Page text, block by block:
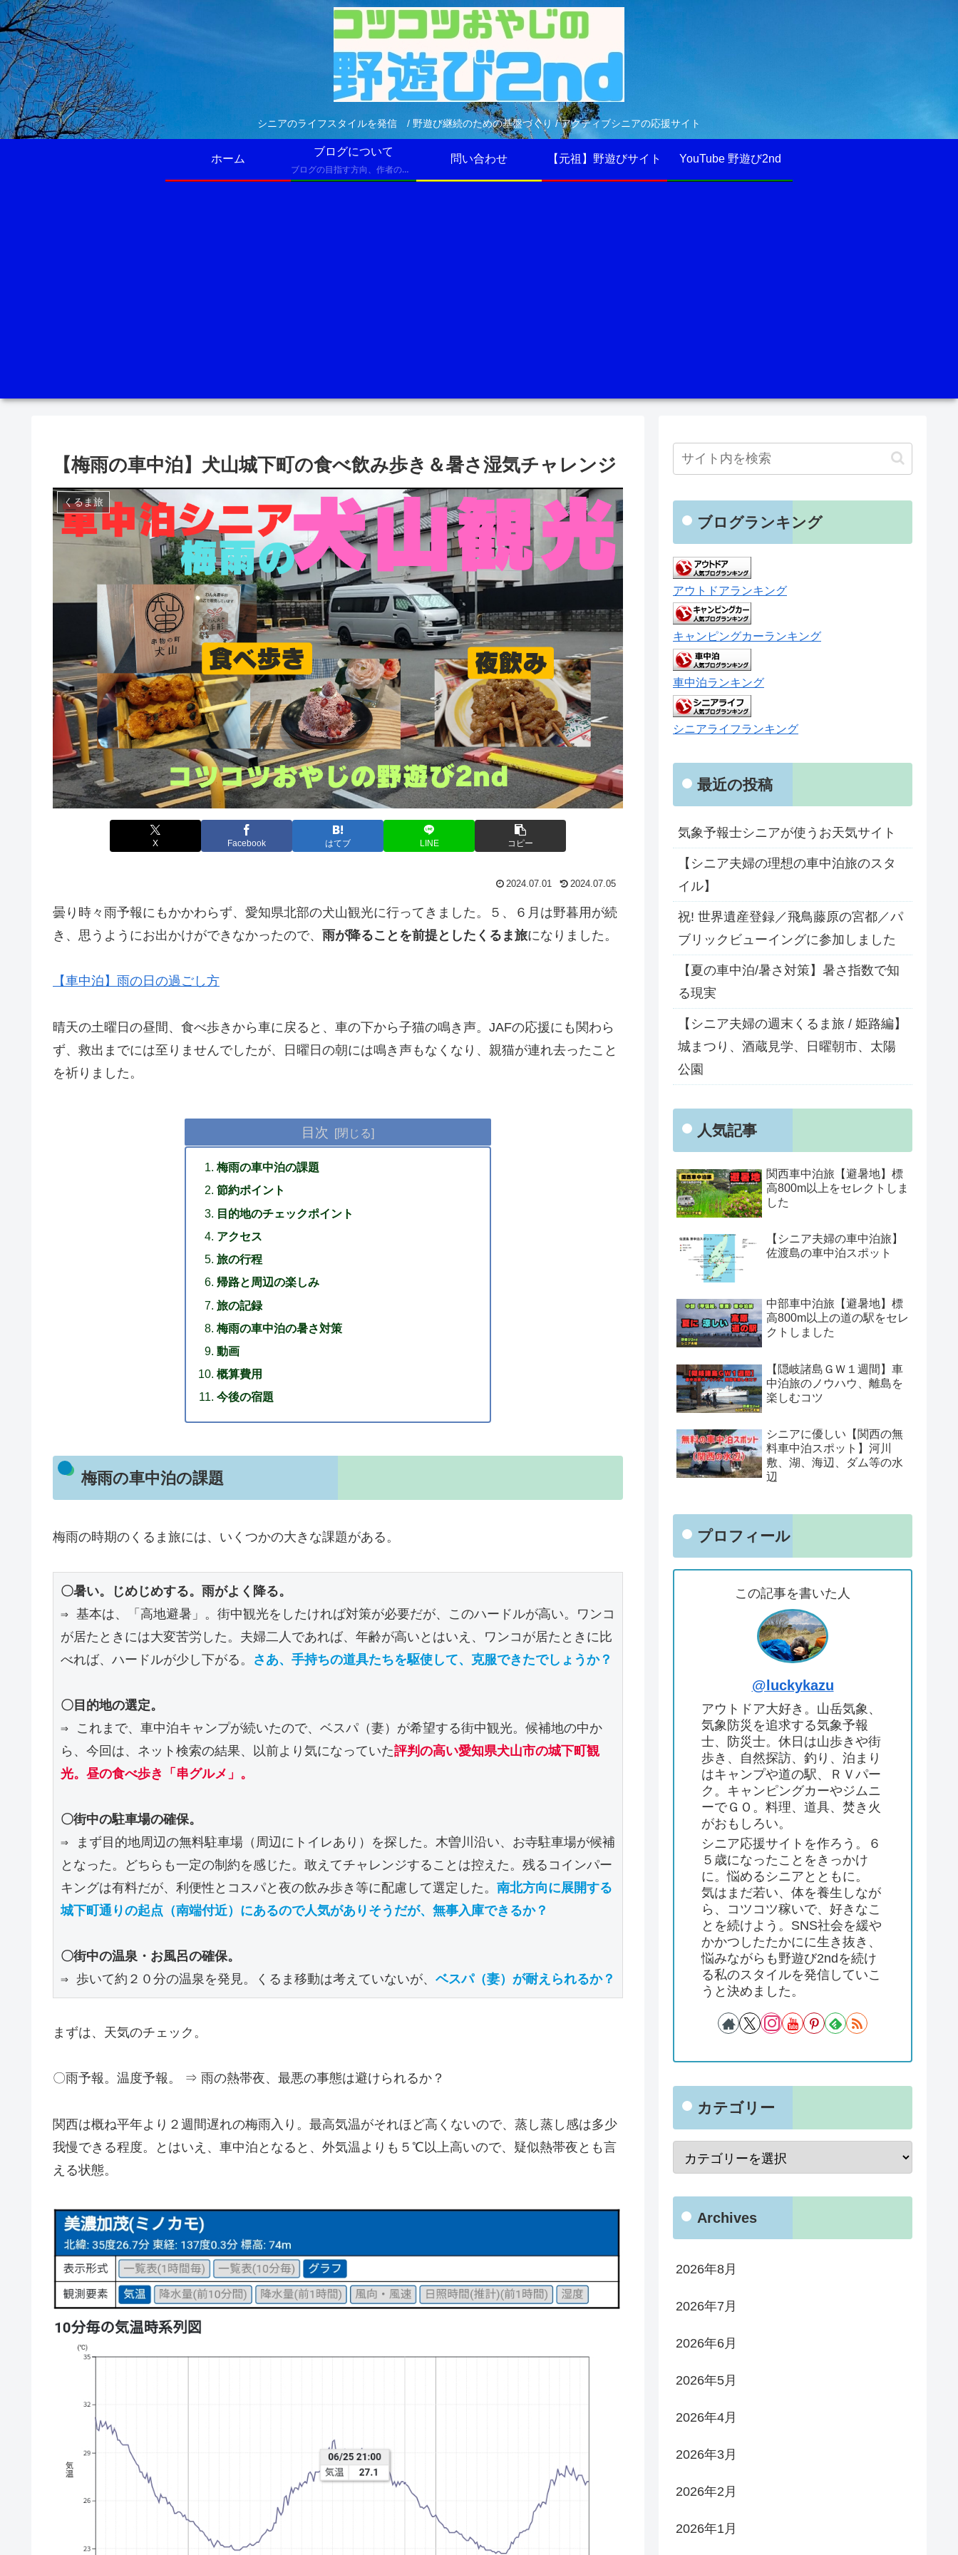
シニアのライフスタイルを発信 / 野遊び継続のための基盤づくり / アクティブシニアの応援サイト
ホーム
ブログについて
ブログの目指す方向、作者のプロフィールなど
問い合わせ 【元祖】野遊びサイト YouTube 野遊び2nd
【梅雨の車中泊】犬山城下町の食べ飲み歩き＆暑さ湿気チャレンジ
くるま旅
X Facebook はてブ LINE コピー
2024.07.01 2024.07.05
曇り時々雨予報にもかかわらず、愛知県北部の犬山観光に行ってきました。５、６月は野暮用が続
き、思うようにお出かけができなかったので、 雨が降ることを前提としたくるま旅になりました。
【車中泊】雨の日の過ごし方
晴天の土曜日の昼間、食べ歩きから車に戻ると、車の下から子猫の鳴き声。JAFの応援にも関わら
ず、救出までには至りませんでしたが、日曜日の朝には鳴き声もなくなり、親猫が連れ去ったこと
を祈りました。
目次
梅雨の車中泊の課題
節約ポイント
目的地のチェックポイント
アクセス
旅の行程
帰路と周辺の楽しみ
旅の記録
梅雨の車中泊の暑さ対策
動画
概算費用
今後の宿題
梅雨の車中泊の課題
梅雨の時期のくるま旅には、いくつかの大きな課題がある。
〇暑い。じめじめする。雨がよく降る。
⇒ 基本は、「高地避暑」。街中観光をしたければ対策が必要だが、このハードルが高い。ワンコ
が居たときには大変苦労した。夫婦二人であれば、年齢が高いとはいえ、ワンコが居たときに比
べれば、ハードルが少し下がる。
〇目的地の選定。
⇒ これまで、車中泊キャンプが続いたので、ベスパ（妻）が希望する街中観光。候補地の中か
ら、今回は、ネット検索の結果、以前より気になっていた評判の高い愛知県犬山市の城下町観
光。昼の食べ歩き「串グルメ」。
〇街中の駐車場の確保。
⇒ まず目的地周辺の無料駐車場（周辺にトイレあり）を探した。木曽川沿い、お寺駐車場が候補
となった。どちらも一定の制約を感じた。敢えてチャレンジすることは控えた。残るコインパー
キングは有料だが、利便性とコスパと夜の飲み歩き等に配慮して選定した。 南北方向に展開する
城下町通りの起点（南端付近）にあるので人気がありそうだが、無事入庫できるか？
〇街中の温泉・お風呂の確保。
⇒ 歩いて約２０分の温泉を発見。くるま移動は考えていないが、 ベスパ（妻）が耐えられるか？
まずは、天気のチェック。
〇雨予報。温度予報。 ⇒ 雨の熱帯夜、最悪の事態は避けられるか？
関西は概ね平年より２週間遅れの梅雨入り。最高気温がそれほど高くないので、蒸し蒸し感は多少
我慢できる程度。とはいえ、車中泊となると、外気温よりも５℃以上高いので、疑似熱帯夜とも言
える状態。
ブログランキング
アウトドアランキング
キャンピングカーランキング
車中泊ランキング
シニアライフランキング
最近の投稿
気象予報士シニアが使うお天気サイト
【シニア夫婦の理想の車中泊旅のスタ
イル】
祝! 世界遺産登録／飛鳥藤原の宮都／パ
ブリックビューイングに参加しました
【夏の車中泊/暑さ対策】暑さ指数で知
る現実
【シニア夫婦の週末くるま旅 / 姫路編】
城まつり、酒蔵見学、日曜朝市、太陽
公園
人気記事
関西車中泊旅【避暑地】標
高800m以上をセレクトしま
した
【シニア夫婦の車中泊旅】
佐渡島の車中泊スポット
中部車中泊旅【避暑地】標
高800m以上の道の駅をセレ
クトしました
【隠岐諸島ＧＷ１週間】車
中泊旅のノウハウ、離島を
楽しむコツ
シニアに優しい【関西の無
料車中泊スポット】河川
敷、湖、海辺、ダム等の水
辺
プロフィール
この記事を書いた人
@luckykazu
アウトドア大好き。山岳気象、
気象防災を追求する気象予報
士、防災士。休日は山歩きや街
歩き、自然探訪、釣り、泊まり
はキャンプや道の駅、ＲＶパー
ク。キャンピングカーやジムニ
ーでＧＯ。料理、道具、焚き火
がおもしろい。
シニア応援サイトを作ろう。６
５歳になったことをきっかけ
に。悩めるシニアとともに。
気はまだ若い、体を養生しなが
ら、コツコツ稼いで、好きなこ
とを続けよう。SNS社会を緩や
かかつしたたかにに生き抜き、
悩みながらも野遊び2ndを続け
る私のスタイルを発信していこ
うと決めました。
カテゴリー
Archives
2026年8月
2026年7月
2026年6月
2026年5月
2026年4月
2026年3月
2026年2月
2026年1月